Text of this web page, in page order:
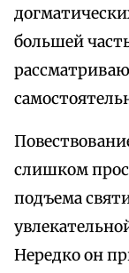
большей
слишком
подъема
Нередко он